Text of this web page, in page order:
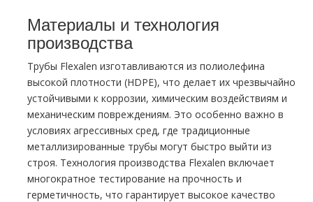
Материалы и технология
производства
Трубы Flexalen изготавливаются из полиолефина
высокой плотности (HDPE), что делает их чрезвычайно
устойчивыми к коррозии, химическим воздействиям и
механическим повреждениям. Это особенно важно в
условиях агрессивных сред, где традиционные
металлизированные трубы могут быстро выйти из
строя. Технология производства Flexalen включает
многократное тестирование на прочность и
герметичность, что гарантирует высокое качество